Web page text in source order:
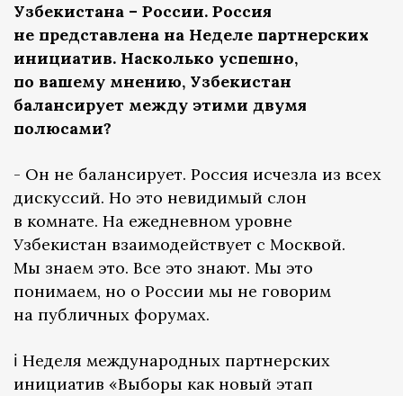
Узбекистана – России. Россия
не представлена на Неделе партнерских
инициатив. Насколько успешно,
по вашему мнению, Узбекистан
балансирует между этими двумя
полюсами?
- Он не балансирует. Россия исчезла из всех
дискуссий. Но это невидимый слон
в комнате. На ежедневном уровне
Узбекистан взаимодействует с Москвой.
Мы знаем это. Все это знают. Мы это
понимаем, но о России мы не говорим
на публичных форумах.
ℹ️ Неделя международных партнерских
инициатив «Выборы как новый этап